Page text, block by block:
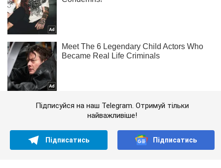
Підписуйся на наш Telegram. Отримуй тільки
найважливіше!
Підписатись Підписатись